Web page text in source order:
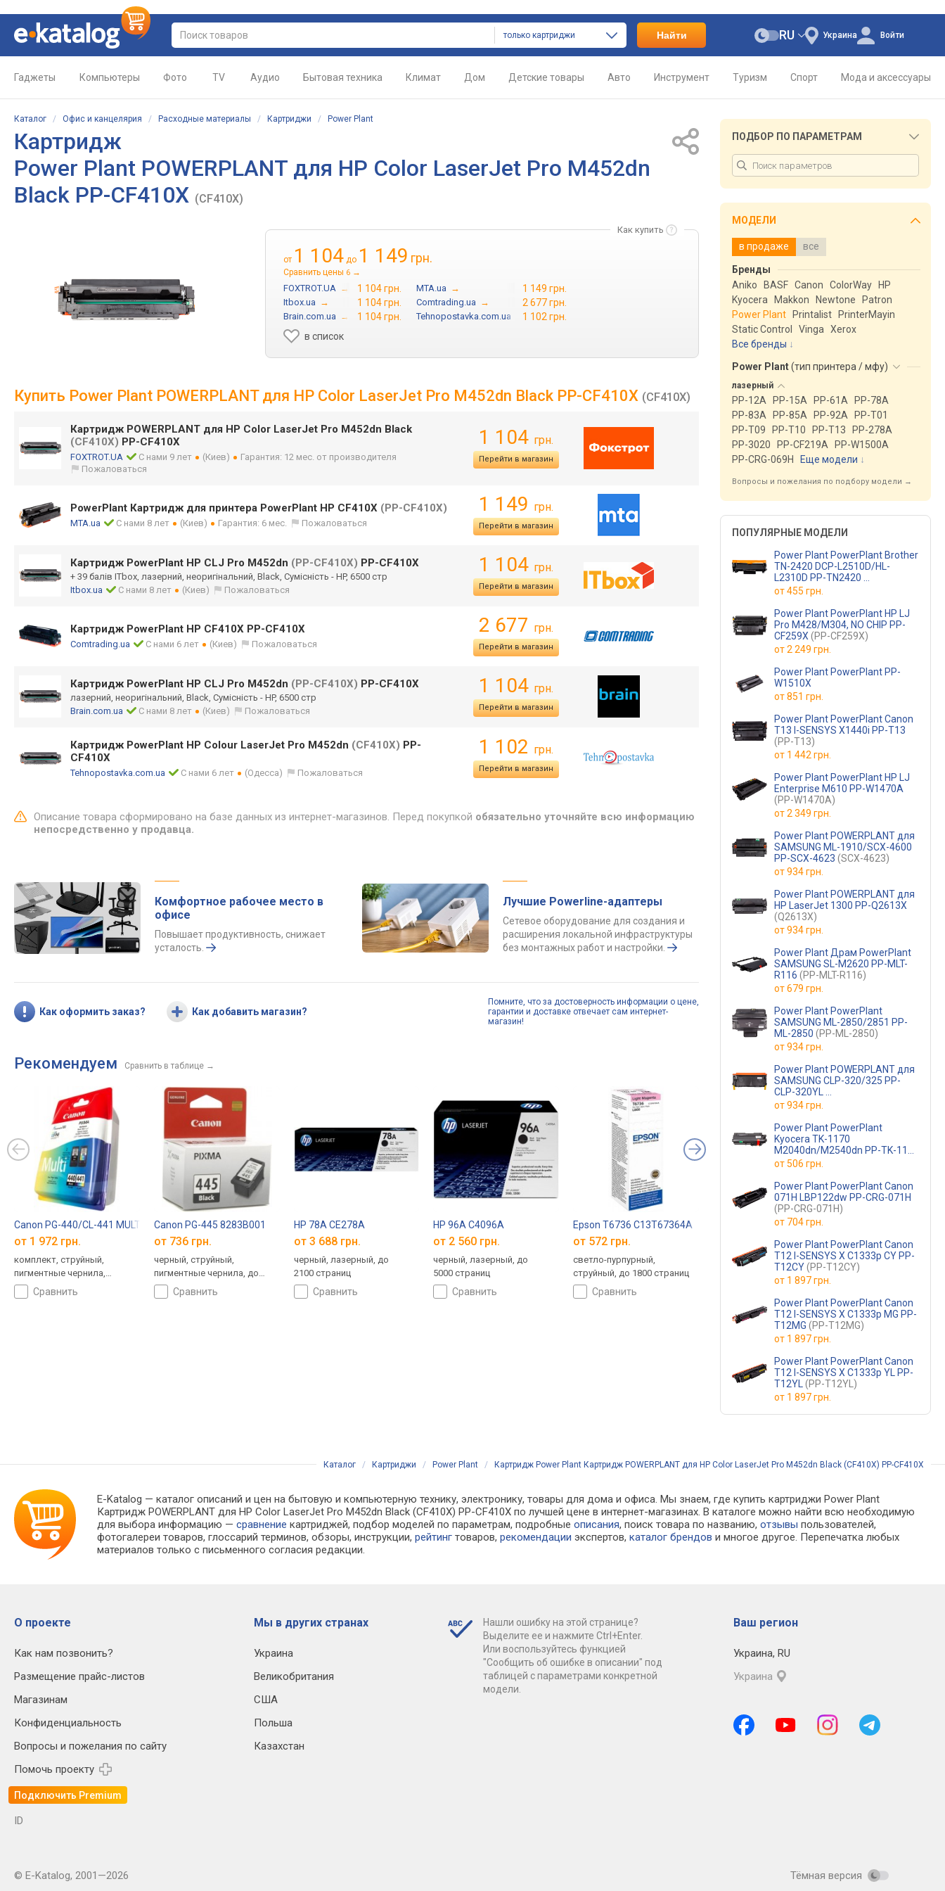
только картриджи Найти Украина
RU Войти
Гаджеты Компьютеры Фото TV Аудио Бытовая техника Климат Дом Детские товары Авто Инструмент Туризм Спорт Мода и аксессуары
Каталог / Офис и канцелярия / Расходные материалы / Картриджи / Power Plant
Картридж
Power Plant POWERPLANT для HP Color LaserJet Pro M452dn
Black PP-CF410X (CF410X)
Как купить
от 1 104 до 1 149 грн.
Сравнить цены 6 →
FOXTROT.UA → 1 104 грн. MTA.ua → 1 149 грн.
Itbox.ua → 1 104 грн. Comtrading.ua → 2 677 грн.
Brain.com.ua → 1 104 грн. Tehnopostavka.com.ua →1 102 грн.
в список
Купить Power Plant POWERPLANT для HP Color LaserJet Pro M452dn Black PP-CF410X (CF410X)
Картридж POWERPLANT для HP Color LaserJet Pro M452dn Black
(CF410X) PP-CF410X
FOXTROT.UA С нами 9 лет (Киев)
Гарантия: 12 мес. от производителя
Пожаловаться
1 104 грн.
Перейти в магазин
PowerPlant Картридж для принтера PowerPlant HP CF410X (PP-CF410X)
MTA.ua С нами 8 лет (Киев) Гарантия: 6 мес. Пожаловаться
1 149 грн.
Перейти в магазин
Картридж PowerPlant HP CLJ Pro M452dn (PP-CF410X) PP-CF410X
+ 39 балів ITbox, лазерний, неоригінальний, Black, Сумісність - HP, 6500 стр
Itbox.ua
С нами 8 лет (Киев) Пожаловаться
1 104 грн.
Перейти в магазин
Картридж PowerPlant HP CF410X PP-CF410X
Comtrading.ua С нами 6 лет (Киев) Пожаловаться
2 677 грн.
Перейти в магазин
Картридж PowerPlant HP CLJ Pro M452dn (PP-CF410X) PP-CF410X
лазерний, неоригінальний, Black, Сумісність - HP, 6500 стр
Brain.com.ua
С нами 8 лет (Киев) Пожаловаться
1 104 грн.
Перейти в магазин
Картридж PowerPlant HP Colour LaserJet Pro M452dn (CF410X) PP-
CF410X
Tehnopostavka.com.ua С нами 6 лет (Одесса) Пожаловаться
1 102 грн.
Перейти в магазин
Описание товара сформировано на базе данных из интернет-магазинов. Перед покупкой обязательно уточняйте всю информацию
непосредственно у продавца.
Комфортное рабочее место в
офисе
Повышает продуктивность, снижает
усталость.
Лучшие Powerline-адаптеры
Сетевое оборудование для создания и
расширения локальной инфраструктуры
без монтажных работ и настройки.
Как оформить заказ? Как добавить магазин?
Помните, что за достоверность информации о цене,
гарантии и доставке отвечает сам интернет-
магазин!
Рекомендуем Сравнить в таблице →
Canon PG-440/CL-441 MULTI 5219B005
от 1 972 грн.
комплект, струйный,
пигментные чернила,
водорастворимые чернила,
до 360 страниц
сравнить
Canon PG-445 8283B001
от 736 грн.
черный, струйный,
пигментные чернила, до
180 страниц
сравнить
HP 78A CE278A
от 3 688 грн.
черный, лазерный, до
2100 страниц
сравнить
HP 96A C4096A
от 2 560 грн.
черный, лазерный, до
5000 страниц
сравнить
Epson T6736 C13T67364A
от 572 грн.
светло-пурпурный,
струйный, до 1800 страниц
сравнить
Canon KP-108IN 3115B001
от 1 399 грн.
комплект,
термосублимационный, до
от 449 грн.
черный, лазерный,
1000 страниц
ПОДБОР ПО ПАРАМЕТРАМ
МОДЕЛИ
в продаже все
Бренды
Aniko
BASF Canon ColorWay
HP
Kyocera
Makkon Newtone
Patron
Power Plant
Printalist
PrinterMayin
Static Control
Vinga
Xerox
Все бренды
Power Plant(тип принтера / мфу)
лазерный
PP-12A PP-15A PP-61A
PP-78A
PP-83A
PP-85A PP-92A
PP-T01
PP-T09
PP-T10 PP-T13
PP-278A
PP-3020
PP-CF219A
PP-W1500A
PP-CRG-069H
Еще модели ↓
Вопросы и пожелания по подбору модели →
ПОПУЛЯРНЫЕ МОДЕЛИ
Power Plant PowerPlant Brother
TN-2420 DCP-L2510D/HL-
L2310D PP-TN2420
(PP-TN2420)
от455 грн.
Power Plant PowerPlant HP LJ
Pro M428/M304, NO CHIP PP-
CF259X (PP-CF259X)
от2 249 грн.
Power Plant PowerPlant PP-
W1510X
от851 грн.
Power Plant PowerPlant Canon
T13 I-SENSYS X1440i PP-T13
(PP-T13)
от 1 442 грн.
Power Plant PowerPlant HP LJ
Enterprise M610 PP-W1470A
(PP-W1470A)
от2 349 грн.
Power Plant POWERPLANT для
SAMSUNG ML-1910/SCX-4600
PP-SCX-4623 (SCX-4623)
от934 грн.
Power Plant POWERPLANT для
HP LaserJet 1300 PP-Q2613X
(Q2613X)
от934 грн.
Power Plant Драм PowerPlant
SAMSUNG SL-M2620 PP-MLT-
R116 (PP-MLT-R116)
от679 грн.
Power Plant PowerPlant
SAMSUNG ML-2850/2851 PP-
ML-2850 (PP-ML-2850)
от934 грн.
Power Plant POWERPLANT для
SAMSUNG CLP-320/325 PP-
CLP-320YL
(CLT-Y407S/Y4072S)
от934 грн.
Power Plant PowerPlant
Kyocera TK-1170
M2040dn/M2540dn PP-TK-1170
(PP-TK-1170)
от506 грн.
Power Plant PowerPlant Canon
071H LBP122dw PP-CRG-071H
(PP-CRG-071H)
от 704 грн.
Power Plant PowerPlant Canon
T12 I-SENSYS X C1333p CY PP-
T12CY(PP-T12CY)
от 1 897 грн.
Power Plant PowerPlant Canon
T12 I-SENSYS X C1333p MG PP-
T12MG (PP-T12MG)
от 1 897 грн.
Power Plant PowerPlant Canon
T12 I-SENSYS X C1333p YL PP-
T12YL (PP-T12YL)
от 1 897 грн.
Каталог / Картриджи / Power Plant / Картридж Power Plant Картридж POWERPLANT для HP Color LaserJet Pro M452dn Black (CF410X) PP-CF410X
E-Katalog — каталог описаний и цен на бытовую и компьютерную технику, электронику, товары для дома и офиса. Мы знаем, где купить картриджи Power Plant
Картридж POWERPLANT для HP Color LaserJet Pro M452dn Black (CF410X) PP-CF410X по лучшей цене в интернет-магазинах. В каталоге можно найти всю необходимую
для выбора информацию —сравнение картриджей, подбор моделей по параметрам, подробныеописания, поиск товара по названию,отзывы пользователей,
фотогалереи товаров, глоссарий терминов, обзоры, инструкции,рейтинг товаров,рекомендации экспертов,каталог брендов и многое другое. Перепечатка любых
материалов только с письменного согласия редакции.
О проекте
Как нам позвонить?
Размещение прайс-листов
Магазинам
Конфиденциальность
Вопросы и пожелания по сайту
Помочь проекту
Подключить Premium
Мы в других странах
Украина
Великобритания
США
Польша
Казахстан
Нашли ошибку на этой странице?
Выделите ее и нажмите Ctrl+Enter.
Или воспользуйтесь функцией
"Сообщить об ошибке в описании" под
таблицей с параметрами конкретной
модели.
Ваш регион
Украина, RU
Украина
ID
© E-Katalog, 2001—2026 Тёмная версия